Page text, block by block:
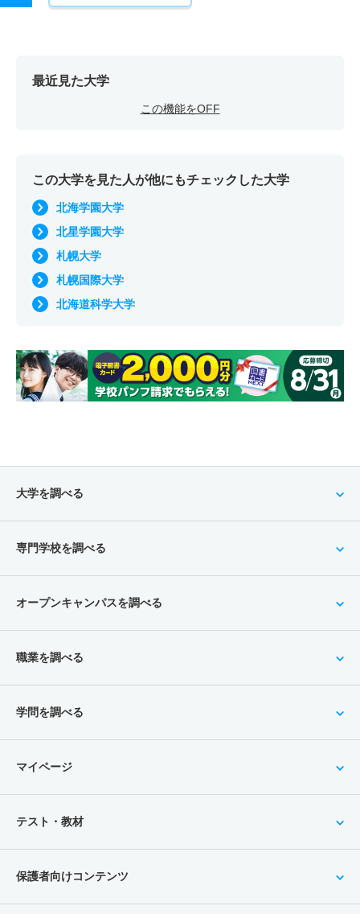
最近見た大学
この機能をOFF
この大学を見た人が他にもチェックした大学
北海学園大学
北星学園大学
札幌大学
札幌国際大学
北海道科学大学
大学を調べる
専門学校を調べる
オープンキャンパスを調べる
職業を調べる
学問を調べる
マイページ
テスト・教材
保護者向けコンテンツ